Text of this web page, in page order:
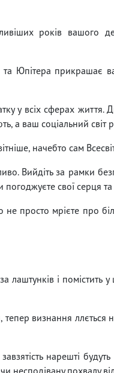
років вашого
Юпітера прикрашає
у всіх сферах життя.
а ваш соціальний світ
начебто сам
Вийдіть за рамки
свої серця
просто мрієте про
лаштунків і помістить
визнання
завзятість нарешті
несподівану похвалу